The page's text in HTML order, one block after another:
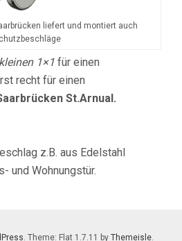
liefert und montiert auch
kleinen 1×1 für einen
recht für einen
St.Arnual.
z.B. aus Edelstahl
und Wohnungstür.
. Theme: Flat 1.7.11 by Themeisle.